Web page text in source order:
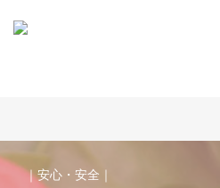
｜安心・安全｜